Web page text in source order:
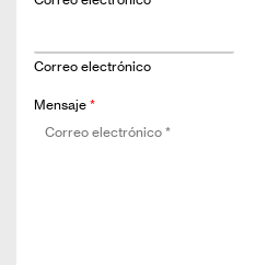
Correo electrónico
Mensaje *